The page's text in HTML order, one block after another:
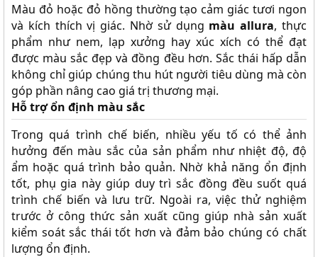
Màu đỏ hoặc đỏ hồng thường tạo cảm giác tươi ngon
và kích thích vị giác. Nhờ sử dụng màu allura, thực
phẩm như nem, lạp xưởng hay xúc xích có thể đạt
được màu sắc đẹp và đồng đều hơn. Sắc thái hấp dẫn
không chỉ giúp chúng thu hút người tiêu dùng mà còn
góp phần nâng cao giá trị thương mại.
Hỗ trợ ổn định màu sắc
Trong quá trình chế biến, nhiều yếu tố có thể ảnh
hưởng đến màu sắc của sản phẩm như nhiệt độ, độ
ẩm hoặc quá trình bảo quản. Nhờ khả năng ổn định
tốt, phụ gia này giúp duy trì sắc đồng đều suốt quá
trình chế biến và lưu trữ. Ngoài ra, việc thử nghiệm
trước ở công thức sản xuất cũng giúp nhà sản xuất
kiểm soát sắc thái tốt hơn và đảm bảo chúng có chất
lượng ổn định.